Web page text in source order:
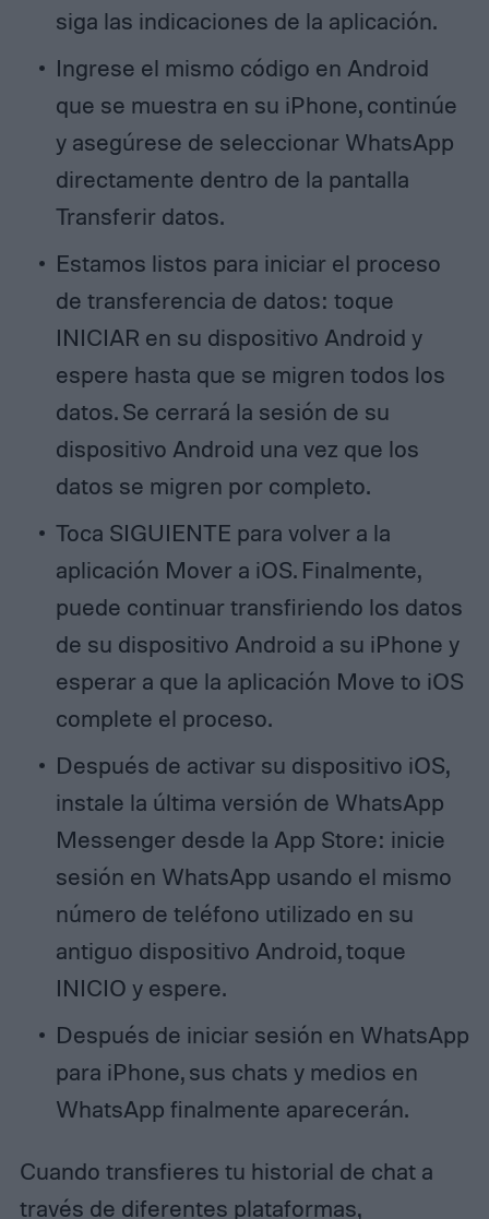
siga las indicaciones de la aplicación.
Ingrese el mismo código en Android
que se muestra en su iPhone, continúe
y asegúrese de seleccionar WhatsApp
directamente dentro de la pantalla
Transferir datos.
Estamos listos para iniciar el proceso
de transferencia de datos: toque
INICIAR en su dispositivo Android y
espere hasta que se migren todos los
datos. Se cerrará la sesión de su
dispositivo Android una vez que los
datos se migren por completo.
Toca SIGUIENTE para volver a la
aplicación Mover a iOS. Finalmente,
puede continuar transfiriendo los datos
de su dispositivo Android a su iPhone y
esperar a que la aplicación Move to iOS
complete el proceso.
Después de activar su dispositivo iOS,
instale la última versión de WhatsApp
Messenger desde la App Store: inicie
sesión en WhatsApp usando el mismo
número de teléfono utilizado en su
antiguo dispositivo Android, toque
INICIO y espere.
Después de iniciar sesión en WhatsApp
para iPhone, sus chats y medios en
WhatsApp finalmente aparecerán.
Cuando transfieres tu historial de chat a
través de diferentes plataformas,